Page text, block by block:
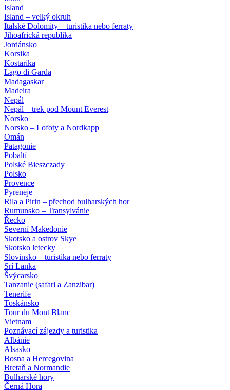
Island
Island – velký okruh
Italské Dolomity – turistika nebo ferraty
Jihoafrická republika
Jordánsko
Korsika
Kostarika
Lago di Garda
Madagaskar
Madeira
Nepál
Nepál – trek pod Mount Everest
Norsko
Norsko – Lofoty a Nordkapp
Omán
Patagonie
Pobaltí
Polské Bieszczady
Polsko
Provence
Pyreneje
Rila a Pirin – přechod bulharských hor
Rumunsko – Transylvánie
Řecko
Severní Makedonie
Skotsko a ostrov Skye
Skotsko letecky
Slovinsko – turistika nebo ferraty
Srí Lanka
Švýcarsko
Tanzanie (safari a Zanzibar)
Tenerife
Toskánsko
Tour du Mont Blanc
Vietnam
Poznávací zájezdy a turistika
Albánie
Alsasko
Bosna a Hercegovina
Bretaň a Normandie
Bulharské hory
Černá Hora